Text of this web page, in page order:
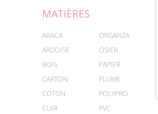
MATIÈRES
ABACA
ARDOISE
BOIS
CARTON
COTON
CUIR
ORGANZA
OSIER
PAPIER
PLUME
POLYPRO
PVC